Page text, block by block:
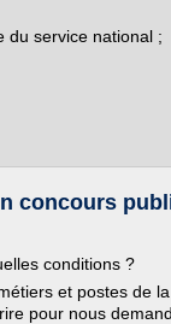
du service national ;
concours
conditions ?
et postes de
pour nous